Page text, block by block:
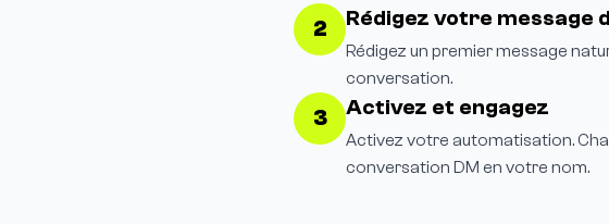
2 Rédigez votre message
Rédigez un premier message
conversation.
3 Activez et engagez
Activez votre automatisation.
conversation DM en votre nom.